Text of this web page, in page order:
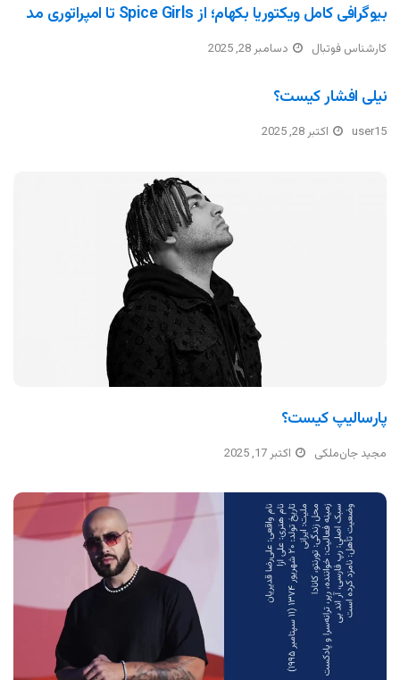
بیوگرافی کامل ویکتوریا بکهام؛ از Spice Girls تا امپراتوری مد
کارشناس فوتبال دسامبر 28, 2025
نیلی افشار کیست؟
user15 اکتبر 28, 2025
پارسالیپ کیست؟
مجید جان‌ملکی اکتبر 17, 2025